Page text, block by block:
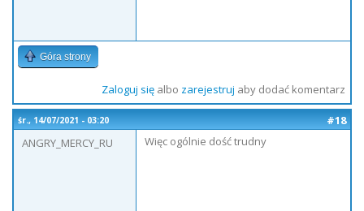
Góra strony
Zaloguj sięalbo zarejestruj aby dodać komentarz
śr., 14/07/2021 - 03:20
#18
ANGRY_MERCY_RU
Więc ogólnie dość trudny